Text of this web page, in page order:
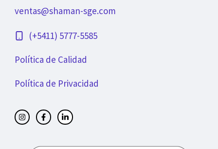
ventas@shaman-sge.com
(+5411) 5777-5585
Política de Calidad
Política de Privacidad